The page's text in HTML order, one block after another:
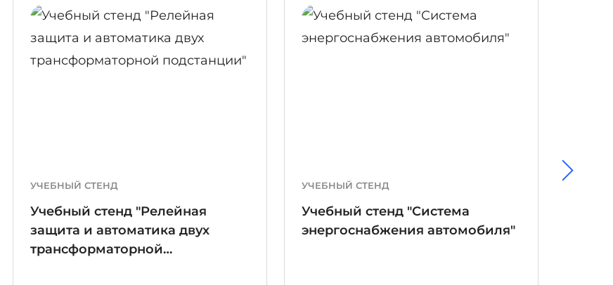
УЧЕБНЫЙ СТЕНД
Учебный стенд "Релейная
защита и автоматика двух
трансформаторной
ПОДРОБНЕЕ
УЧЕБНЫЙ СТЕНД
Учебный стенд "Система
энергоснабжения автомобиля"
ПОДРОБНЕЕ